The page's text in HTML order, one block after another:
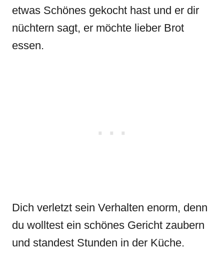
etwas Schönes gekocht hast und er dir
nüchtern sagt, er möchte lieber Brot
essen.
Dich verletzt sein Verhalten enorm, denn
du wolltest ein schönes Gericht zaubern
und standest Stunden in der Küche.